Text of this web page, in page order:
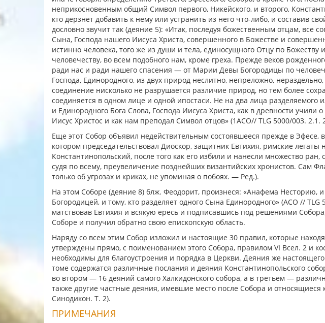
неприкосновенным общий Символ первого, Никейского, и второго,
кто дерзнет добавить к нему или устранить из него что-либо, и составив
дословно звучит так (деяние 5): «Итак, последуя божественным отцам, все
Сына, Господа нашего Иисуса Христа, совершенного в Божестве и
истинно человека, того же из души и тела, единосущного Отцу по Божеству
человечеству, во всем подобного нам, кроме греха. Прежде веков
ради нас и ради нашего спасения — от Марии Девы Богородицы по
Господа, Единородного, из двух природ неслитно, непреложно,
соединение нисколько не разрушается различие природ, но тем более
соединяется в одном лице и одной ипостаси. Не на два лица разделяемого
и Единородного Бога Слова, Господа Иисуса Христа, как в древности
Иисус Христос и как нам преподал Символ отцов» (1АСО// TLG 5000/003. 2.1.
Еще этот Собор объявил недействительным состоявшееся прежде в Эфесе,
котором председательствовал Диоскор, защитник Евтихия, римские
Константинопольский, после того как его избили и нанесли множество
судя по всему, преувеличение позднейших византийских хронистов. Сам
только об угрозах и криках, не упоминая о побоях. — Ред.).
На этом Соборе (деяние 8) блж. Феодорит, произнеся: «Анафема Несторию,
Богородицей, и тому, кто разделяет одного Сына Единородного» (АСО // TLG
матствовав Евтихия и всякую ересь и подписавшись под решениями
Соборе и получил обратно свою епископскую область.
Наряду со всем этим Собор изложил и настоящие 30 правил, которые
утверждены прямо, с поименованием этого Собора, правилом VI Всел. 2 и
необходимы для благоустроения и порядка в Церкви. Деяния же
томе содержатся различные послания и деяния Константинопольского
во втором — 16 деяний самого Халкидонского собора, а в третьем —
также другие частные деяния, имевшие место после Собора и
Синодикон. Т. 2).
ПРИМЕЧАНИЯ